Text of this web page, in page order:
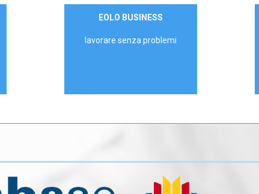
ContattaciEOLO BUSINESS
lavorare senza problemi